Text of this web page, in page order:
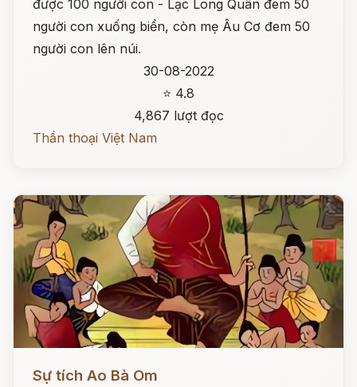
được 100 người con - Lạc Long Quân đem 50
người con xuống biển, còn mẹ Âu Cơ đem 50
người con lên núi.
30-08-2022
⭐ 4.8
4,867 lượt đọc
Thần thoại Việt Nam
Sự tích Ao Bà Om